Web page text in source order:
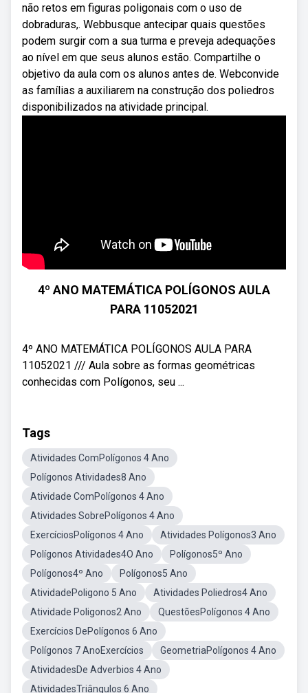
não retos em figuras poligonais com o uso de
dobraduras,. Webbusque antecipar quais questões
podem surgir com a sua turma e preveja adequações
ao nível em que seus alunos estão. Compartilhe o
objetivo da aula com os alunos antes de. Webconvide
as famílias a auxiliarem na construção dos poliedros
disponibilizados na atividade principal.
4º ANO MATEMÁTICA POLÍGONOS AULA
PARA 11052021
4º ANO MATEMÁTICA POLÍGONOS AULA PARA
11052021 /// Aula sobre as formas geométricas
conhecidas com Polígonos, seu ...
Tags
Atividades ComPolígonos 4 Ano
Polígonos Atividades8 Ano
Atividade ComPolígonos 4 Ano
Atividades SobrePolígonos 4 Ano
ExercíciosPolígonos 4 Ano
Atividades Polígonos3 Ano
Polígonos Atividades4O Ano
Polígonos5º Ano
Polígonos4º Ano
Polígonos5 Ano
AtividadePoligono 5 Ano
Atividades Poliedros4 Ano
Atividade Poligonos2 Ano
QuestõesPolígonos 4 Ano
Exercícios DePolígonos 6 Ano
Polígonos 7 AnoExercícios
GeometriaPolígonos 4 Ano
AtividadesDe Adverbios 4 Ano
AtividadesTriângulos 6 Ano